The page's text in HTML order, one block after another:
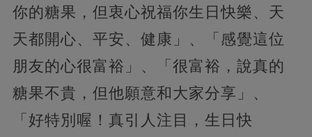
你的糖果，但衷心祝福你生日快樂、天
天都開心、平安、健康」、「感覺這位
朋友的心很富裕」、「很富裕，說真的
糖果不貴，但他願意和大家分享」、
「好特別喔！真引人注目，生日快